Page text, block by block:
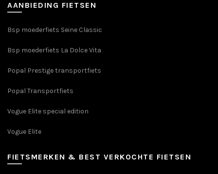
AANBIEDING FIETSEN
Bsp moederfiets Seine Classic
Bsp moederfiets La Dolce Vita
Popal Prestige transportfiets
Popal Transportfiets
Vogue Elite special edition
Vogue Elite
FIETSMERKEN & BEST VERKOCHTE FIETSEN